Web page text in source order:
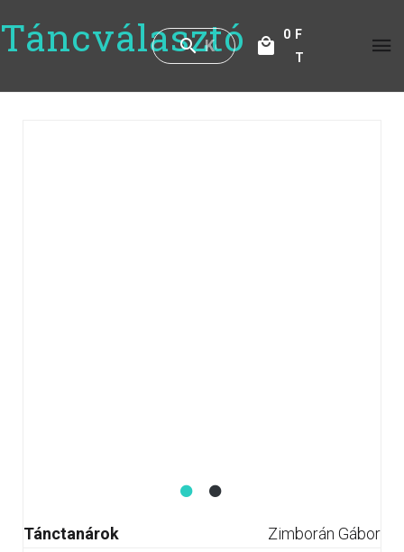
Táncválasztó
F
T
0
Tánctanárok
Zimborán Gábor